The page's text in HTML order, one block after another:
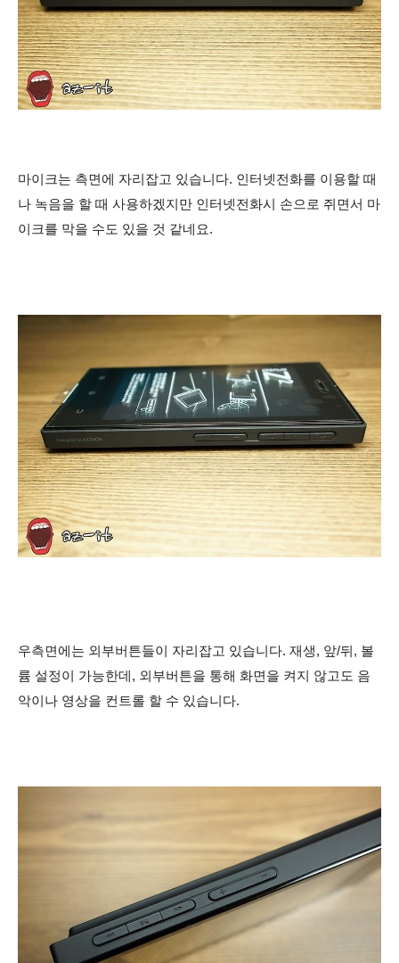
마이크는 측면에 자리잡고 있습니다. 인터넷전화를 이용할 때
나 녹음을 할 때 사용하겠지만 인터넷전화시 손으로 쥐면서 마
이크를 막을 수도 있을 것 같네요.
우측면에는 외부버튼들이 자리잡고 있습니다. 재생, 앞/뒤, 볼
륨 설정이 가능한데, 외부버튼을 통해 화면을 켜지 않고도 음
악이나 영상을 컨트롤 할 수 있습니다.